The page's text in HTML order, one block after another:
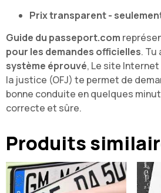
Prix transparent -
Guide du passeport.com
pour les demandes officielles. Tu
système éprouvé, Le site
la justice (OFJ) te permet de
bonne conduite en quelques
correcte et sûre.
Produits